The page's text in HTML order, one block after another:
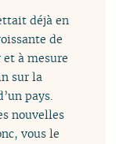
déjà en
de
à mesure
sur la
pays.
nouvelles
vous le